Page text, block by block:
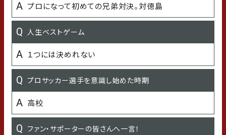
プロになって初めての兄弟対決。対徳島
人生ベストゲーム
１つには決めれない
プロサッカー選手を意識し始めた時期
高校
ファン・サポーターの皆さんへ一言！
最近の悩み
身長が縮んでる気がする
子どもの頃の習い事
空手、水泳
学生時代の得意な科目